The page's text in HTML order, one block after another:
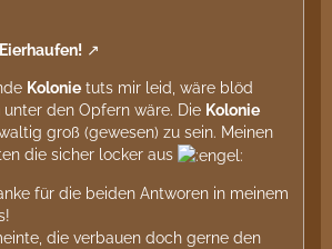
Kolonie tuts mir leid, wäre blöd
unter den Opfern wäre. Die Kolonie
groß (gewesen) zu sein. Meinen
die sicher locker aus
für die beiden Antworen in meinem
die verbauen doch gerne den